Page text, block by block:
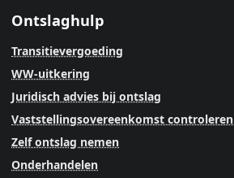
Ontslaghulp
Transitievergoeding
WW-uitkering
Juridisch advies bij ontslag
Vaststellingsovereenkomst controleren
Zelf ontslag nemen
Onderhandelen